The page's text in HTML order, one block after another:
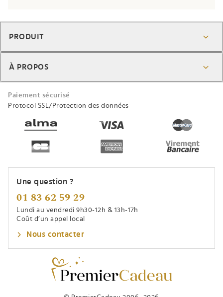
PRODUIT
À PROPOS
Paiement sécurisé
Protocol SSL/Protection des données
Une question ?
01 83 62 59 29
Lundi au vendredi 9h30-12h & 13h-17h
Coût d’un appel local
Nous contacter